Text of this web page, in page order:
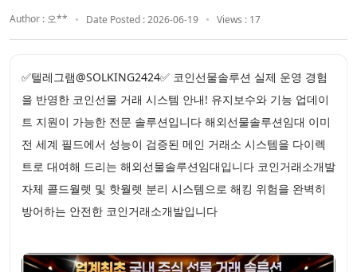
Author : 오** Date Posted : 2026-06-19 Views : 17
✅텔레그램@SOLKING2424✅ 코인선물솔루션 실제 운영 경험
을 반영한 코인선물 거래 시스템 안내! 유지보수와 기능 업데이
트 지원이 가능한 전문 솔루션입니다 해외선물솔루션임대 이미
전 세계 필드에서 성능이 검증된 메인 거래소 시스템을 다이렉
트로 대여해 드리는 해외선물솔루션임대입니다 코인거래소개발
자체 콜드월렛 및 핫월렛 분리 시스템으로 해킹 위험을 완벽히
방어하는 안전한 코인거래소개발입니다